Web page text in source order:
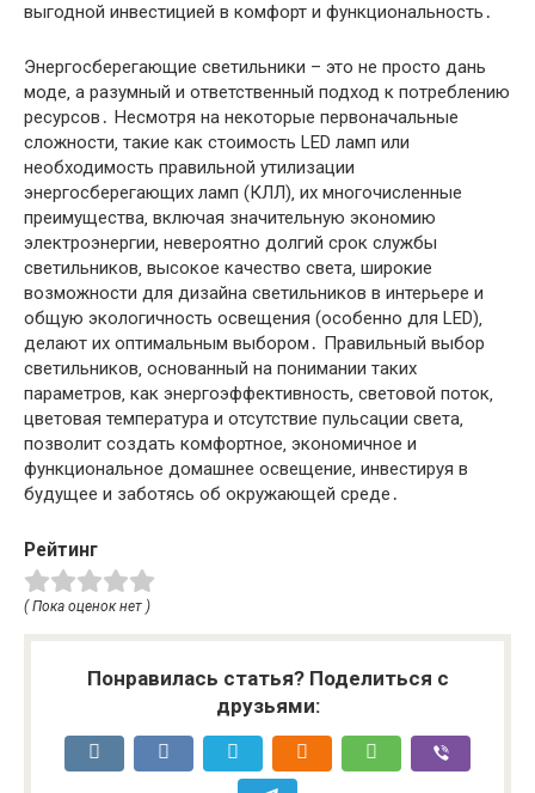
выгодной инвестицией в комфорт и функциональность․
Энергосберегающие светильники – это не просто дань
моде‚ а разумный и ответственный подход к потреблению
ресурсов․ Несмотря на некоторые первоначальные
сложности‚ такие как стоимость LED ламп или
необходимость правильной утилизации
энергосберегающих ламп (КЛЛ)‚ их многочисленные
преимущества‚ включая значительную экономию
электроэнергии‚ невероятно долгий срок службы
светильников‚ высокое качество света‚ широкие
возможности для дизайна светильников в интерьере и
общую экологичность освещения (особенно для LED)‚
делают их оптимальным выбором․ Правильный выбор
светильников‚ основанный на понимании таких
параметров‚ как энергоэффективность‚ световой поток‚
цветовая температура и отсутствие пульсации света‚
позволит создать комфортное‚ экономичное и
функциональное домашнее освещение‚ инвестируя в
будущее и заботясь об окружающей среде․
Рейтинг
( Пока оценок нет )
Понравилась статья? Поделиться с
друзьями: